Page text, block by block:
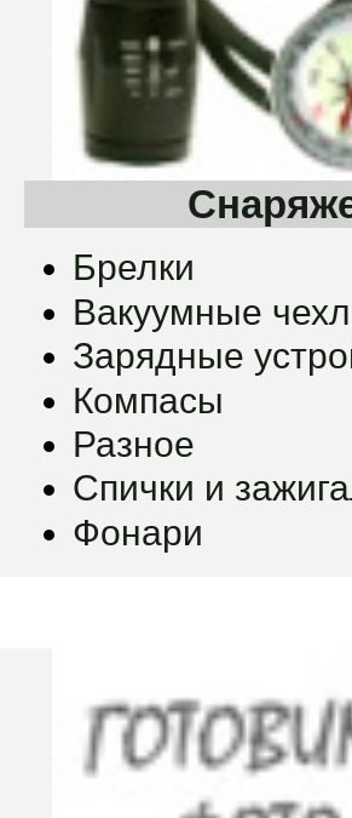
Брелки
Вакуумные
Зарядные
Компасы
Разное
Спички и
Фонари